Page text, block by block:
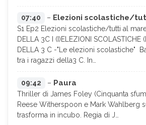
07:40 – Elezioni scolastiche/
S1 Ep2 Elezioni scolastiche/tutti al
DELLA 3C I (I)ELEZIONI SCOLASTICHE
DELLA 3 C -"Le elezioni scolastiche"
tra i ragazzi della3 C. In…
09:42 – Paura
Thriller di James Foley (Cinquanta
Reese Witherspoon e Mark Wahlberg
trasforma in incubo. Regia di J…